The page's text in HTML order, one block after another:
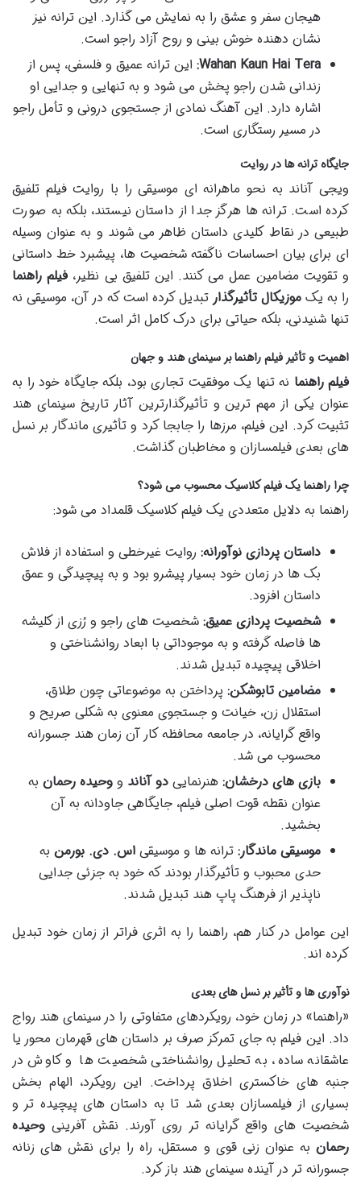
هیجان سفر و عشق را به نمایش می گذارد. این ترانه نیز
نشان دهنده خوش بینی و روح آزاد راجو است.
Wahan Kaun Hai Tera: این ترانه عمیق و فلسفی، پس از
زندانی شدن راجو پخش می شود و به تنهایی و جدایی او
اشاره دارد. این آهنگ نمادی از جستجوی درونی و تأمل راجو
در مسیر رستگاری است.
جایگاه ترانه ها در روایت
ویجی آناند به نحو ماهرانه ای موسیقی را با روایت فیلم تلفیق
کرده است. ترانه ها هرگز جدا از داستان نیستند، بلکه به صورت
طبیعی در نقاط کلیدی داستان ظاهر می شوند و به عنوان وسیله
ای برای بیان احساسات ناگفته شخصیت ها، پیشبرد خط داستانی
و تقویت مضامین عمل می کنند. این تلفیق بی نظیر،فیلم راهنما
را به یک موزیکال تأثیرگذار تبدیل کرده است که در آن، موسیقی نه
تنها شنیدنی، بلکه حیاتی برای درک کامل اثر است.
اهمیت و تأثیر فیلم راهنما بر سینمای هند و جهان
فیلم راهنما نه تنها یک موفقیت تجاری بود، بلکه جایگاه خود را به
عنوان یکی از مهم ترین و تأثیرگذارترین آثار تاریخ سینمای هند
تثبیت کرد. این فیلم، مرزها را جابجا کرد و تأثیری ماندگار بر نسل
های بعدی فیلمسازان و مخاطبان گذاشت.
چرا راهنما یک فیلم کلاسیک محسوب می شود؟
راهنما به دلایل متعددی یک فیلم کلاسیک قلمداد می شود:
داستان پردازی نوآورانه: روایت غیرخطی و استفاده از فلاش
بک ها در زمان خود بسیار پیشرو بود و به پیچیدگی و عمق
داستان افزود.
شخصیت پردازی عمیق: شخصیت های راجو و رُزی از کلیشه
ها فاصله گرفته و به موجوداتی با ابعاد روانشناختی و
اخلاقی پیچیده تبدیل شدند.
مضامین تابوشکن: پرداختن به موضوعاتی چون طلاق،
استقلال زن، خیانت و جستجوی معنوی به شکلی صریح و
واقع گرایانه، در جامعه محافظه کار آن زمان هند جسورانه
محسوب می شد.
بازی های درخشان: هنرنمایی دو آناند و وحیده رحمان به
عنوان نقطه قوت اصلی فیلم، جایگاهی جاودانه به آن
بخشید.
موسیقی ماندگار: ترانه ها و موسیقی اس. دی. بورمن به
حدی محبوب و تأثیرگذار بودند که خود به جزئی جدایی
ناپذیر از فرهنگ پاپ هند تبدیل شدند.
این عوامل در کنار هم، راهنما را به اثری فراتر از زمان خود تبدیل
کرده اند.
نوآوری ها و تأثیر بر نسل های بعدی
«راهنما» در زمان خود، رویکردهای متفاوتی را در سینمای هند رواج
داد. این فیلم به جای تمرکز صرف بر داستان های قهرمان محور یا
عاشقانه ساده، به تحلیل روانشناختی شخصیت ها و کاوش در
جنبه های خاکستری اخلاق پرداخت. این رویکرد، الهام بخش
بسیاری از فیلمسازان بعدی شد تا به داستان های پیچیده تر و
شخصیت های واقع گرایانه تر روی آورند. نقش آفرینی وحیده
رحمان به عنوان زنی قوی و مستقل، راه را برای نقش های زنانه
جسورانه تر در آینده سینمای هند باز کرد.